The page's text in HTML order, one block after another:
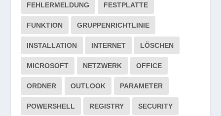
FEHLERMELDUNG FESTPLATTE
FUNKTION GRUPPENRICHTLINIE
INSTALLATION INTERNET LÖSCHEN
MICROSOFT NETZWERK OFFICE
ORDNER OUTLOOK PARAMETER
POWERSHELL REGISTRY SECURITY